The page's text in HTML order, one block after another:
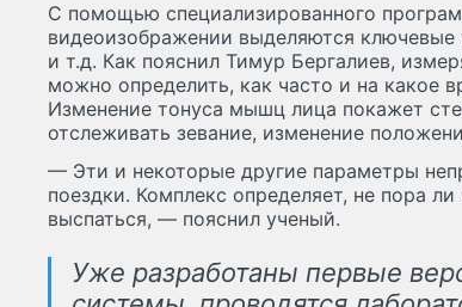
С помощью специализированного
видеоизображении выделяются ключевые
и т.д. Как пояснил Тимур Бергалиев,
можно определить, как часто и на какое
Изменение тонуса мышц лица покажет
отслеживать зевание, изменение
— Эти и некоторые другие параметры
поездки. Комплекс определяет, не пора
выспаться, — пояснил ученый.
Уже разработаны первые